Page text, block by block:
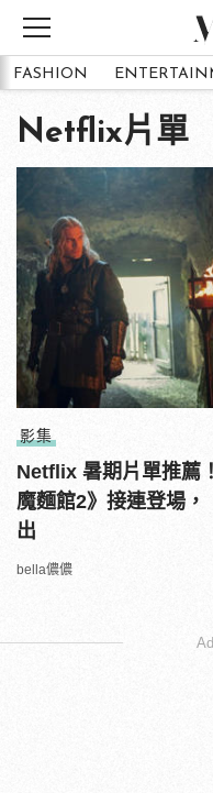
FASHION
Netflix片單
影集
Netflix 暑期片單推薦
魔麵館2》接連登場
出
bella儂儂